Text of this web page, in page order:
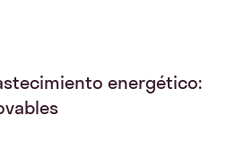
energético: